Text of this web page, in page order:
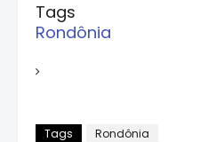
Tags
Rondônia
Tags Rondônia